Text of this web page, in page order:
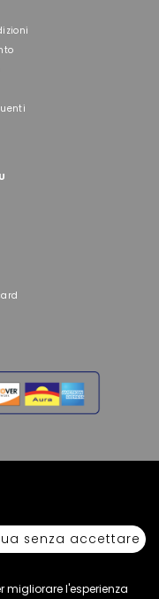
01222400598 • N° REA LT -
senza accettare
migliorare l'esperienza